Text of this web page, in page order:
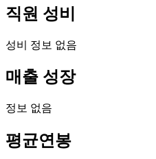
직원 성비
성비 정보 없음
매출 성장
정보 없음
평균연봉